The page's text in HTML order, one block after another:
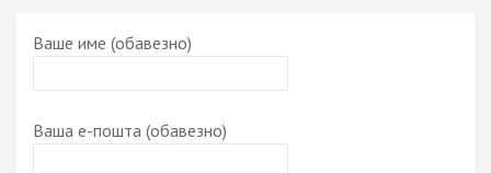
Ваше име (обавезно)
Ваша е-пошта (обавезно)